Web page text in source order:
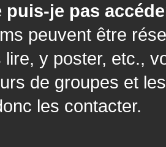
puis-je pas
peuvent être
lire, y poster, etc.,
de groupes et
les contacter.